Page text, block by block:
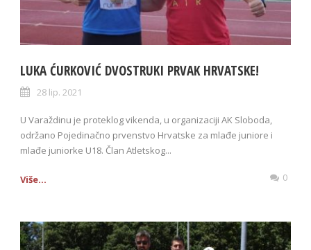
LUKA ĆURKOVIĆ DVOSTRUKI PRVAK HRVATSKE!
28 lip. 2021
U Varaždinu je proteklog vikenda, u organizaciji AK Sloboda,
održano Pojedinačno prvenstvo Hrvatske za mlađe juniore i
mlađe juniorke U18. Član Atletskog...
Više... 0